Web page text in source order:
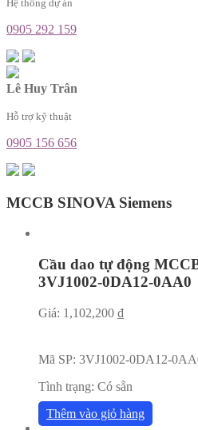
Hệ thống dự án
0905 292 159
Lê Huy Trân
Hỗ trợ kỹ thuật
0905 156 656
MCCB SINOVA Siemens
Cầu dao tự động
3VJ1002-0DA12-0AA0
Giá: 1,102,200 ₫
Mã SP: 3VJ1002-0DA12-
Tình trạng: Có sẵn
Thêm vào giỏ hàng